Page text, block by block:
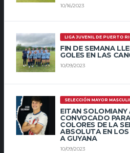
10/16/2023
LIGA JUVENIL DE PUERTO
FIN DE SEMANA
GOLES EN LAS
10/09/2023
SELECCIÓN MAYOR
EITAN SOLOMIANY
CONVOCADO
COLORES DE LA
ABSOLUTA EN
A GUYANA
10/09/2023